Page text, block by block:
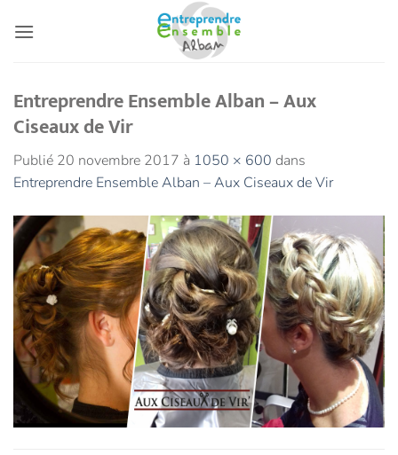
Entreprendre Ensemble Alban – Aux
Ciseaux de Vir
Publié 20 novembre 2017 à 1050 × 600 dans
Entreprendre Ensemble Alban – Aux Ciseaux de Vir